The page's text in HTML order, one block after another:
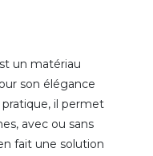
un matériau
son élégance
pratique, il permet
avec ou sans
fait une solution